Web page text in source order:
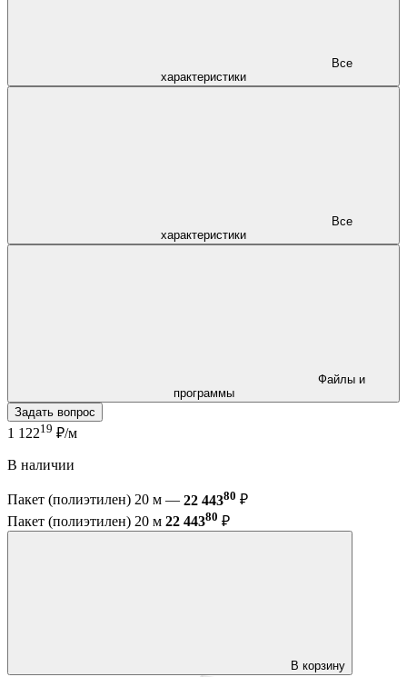
характеристики
характеристики
программы
Задать вопрос
1 12219 ₽/м
В наличии
Пакет (полиэтилен) 20 м — 22 44380 ₽
Пакет (полиэтилен) 20 м 22 44380 ₽
В корзину